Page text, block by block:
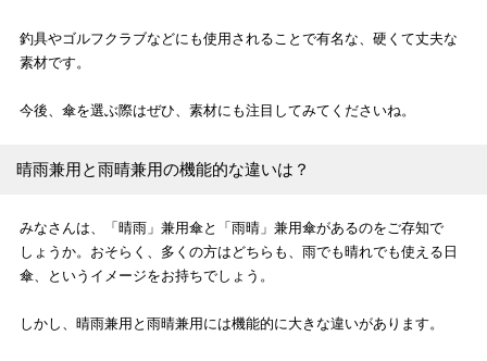
釣具やゴルフクラブなどにも使用されることで有名な、硬くて丈夫な
素材です。
今後、傘を選ぶ際はぜひ、素材にも注目してみてくださいね。
晴雨兼用と雨晴兼用の機能的な違いは？
みなさんは、「晴雨」兼用傘と「雨晴」兼用傘があるのをご存知で
しょうか。おそらく、多くの方はどちらも、雨でも晴れでも使える日
傘、というイメージをお持ちでしょう。
しかし、晴雨兼用と雨晴兼用には機能的に大きな違いがあります。